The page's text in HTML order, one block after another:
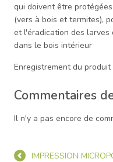
qui doivent être
(vers à bois et termites),
et l'éradication des larves
dans le bois intérieur
Enregistrement du
Commentaires
Il n'y a pas encore de
IMPRESSION